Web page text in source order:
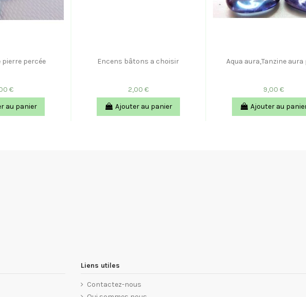
percée
€
au panier
Encens bâtons a choisir
2,00 €
Ajouter au panier
Aqua aura,Tanzine aura
9,00 €
Ajouter au
Liens utiles
Contactez-nous